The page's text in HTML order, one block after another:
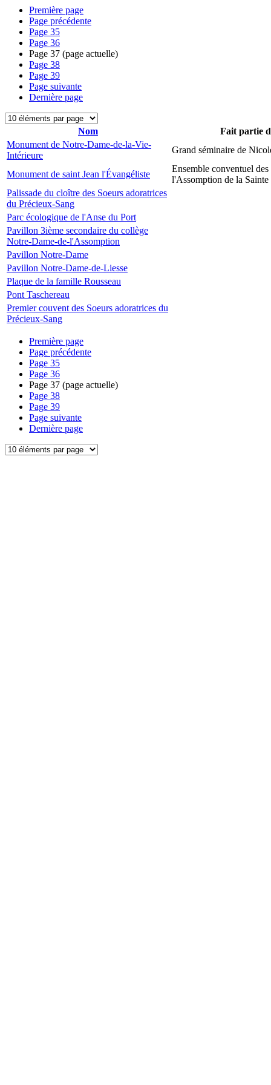
Première page
Page précédente
Page 35
Page 36
Page 37 (page actuelle)
Page 38
Page 39
Page suivante
Dernière page
Nom
Fait partie
Monument de Notre-Dame-de-la-Vie-
Intérieure
Grand séminaire de
Monument de saint Jean l'Évangéliste
Ensemble conventuel des
l'Assomption de la
Palissade du cloître des Soeurs adoratrices
du Précieux-Sang
Parc écologique de l'Anse du Port
Pavillon 3ième secondaire du collège
Notre-Dame-de-l'Assomption
Pavillon Notre-Dame
Pavillon Notre-Dame-de-Liesse
Plaque de la famille Rousseau
Pont Taschereau
Premier couvent des Soeurs adoratrices du
Précieux-Sang
Première page
Page précédente
Page 35
Page 36
Page 37 (page actuelle)
Page 38
Page 39
Page suivante
Dernière page